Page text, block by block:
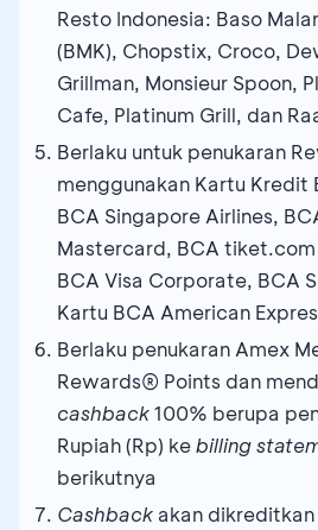
Resto Indonesia: Baso
(BMK), Chopstix, Croco,
Grillman, Monsieur Spoon,
Cafe, Platinum Grill, dan
Berlaku untuk penukaran
menggunakan Kartu Kredit
BCA Singapore Airlines,
Mastercard, BCA
BCA Visa Corporate, BCA
Kartu BCA American
Berlaku penukaran Amex
Rewards® Points dan
cashback100% berupa
Rupiah (Rp) kebilling
berikutnya
Cashback akan